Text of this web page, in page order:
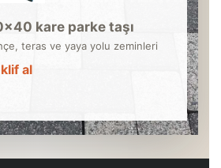
kare parke taşı
teras ve yaya yolu zeminleri
al